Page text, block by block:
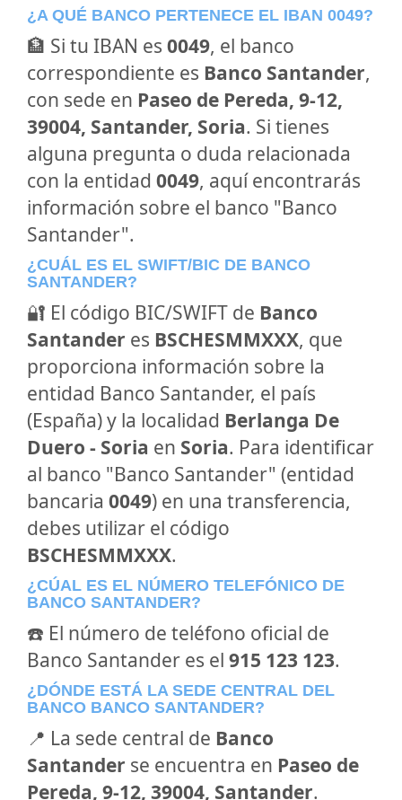
¿A QUÉ BANCO PERTENECE EL IBAN 0049?
🏦 Si tu IBAN es 0049, el banco
correspondiente es Banco Santander,
con sede en Paseo de Pereda, 9-12,
39004, Santander, Soria. Si tienes
alguna pregunta o duda relacionada
con la entidad 0049, aquí encontrarás
información sobre el banco "Banco
Santander".
¿CUÁL ES EL SWIFT/BIC DE BANCO
SANTANDER?
🔐 El código BIC/SWIFT de Banco
Santander es BSCHESMMXXX, que
proporciona información sobre la
entidad Banco Santander, el país
(España) y la localidad Berlanga De
Duero - Soria en Soria. Para identificar
al banco "Banco Santander" (entidad
bancaria 0049) en una transferencia,
debes utilizar el código
BSCHESMMXXX.
¿CÚAL ES EL NÚMERO TELEFÓNICO DE
BANCO SANTANDER?
☎️ El número de teléfono oficial de
Banco Santander es el 915 123 123.
¿DÓNDE ESTÁ LA SEDE CENTRAL DEL
BANCO BANCO SANTANDER?
📍 La sede central de Banco
Santander se encuentra en Paseo de
Pereda, 9-12, 39004, Santander.